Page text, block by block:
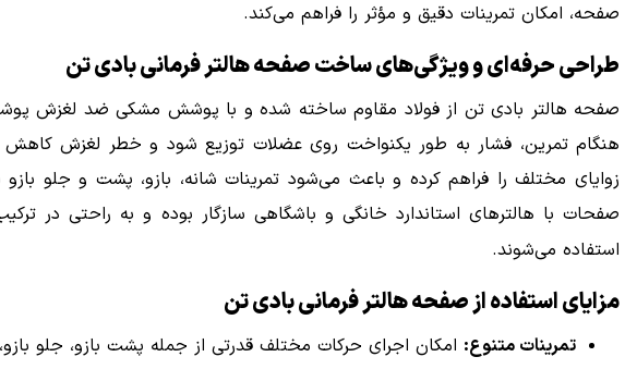
صفحه، امکان تمرینات دقیق و مؤثر را فراهم می‌کند.
طراحی حرفه‌ای و ویژگی‌های ساخت صفحه هالتر فرمانی بادی تن
صفحه هالتر بادی تن از فولاد مقاوم ساخته شده و با پوشش مشکی ضد لغزش
هنگام تمرین، فشار به طور یکنواخت روی عضلات توزیع شود و خطر لغزش کاهش
زوایای مختلف را فراهم کرده و باعث می‌شود تمرینات شانه، بازو، پشت و جلو بازو
صفحات با هالترهای استاندارد خانگی و باشگاهی سازگار بوده و به راحتی در
استفاده می‌شوند.
مزایای استفاده از صفحه هالتر فرمانی بادی تن
تمرینات متنوع: امکان اجرای حرکات مختلف قدرتی از جمله پشت بازو، جلو